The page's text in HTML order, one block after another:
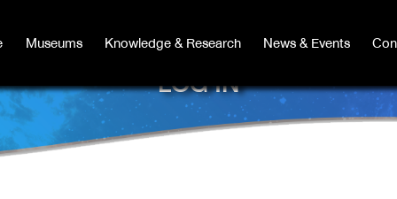
Museums Knowledge & Research News & Events
Museums Knowledge & Research News & Events
LOG IN